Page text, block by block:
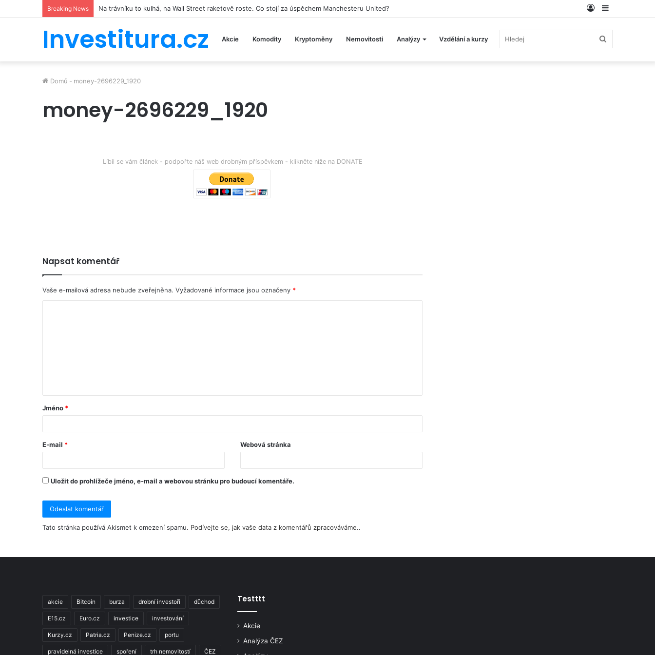
Breaking News Na trávníku to kulhá, na Wall Street raketově roste. Co stojí za úspěchem Manchesteru United?
Log
Investitura.cz Akcie Komodity Kryptoměny Nemovitosti Analýzy Vzdělání a kurzy
Domů - money-2696229_1920
money-2696229_1920
Líbil se vám článek - podpořte náš web drobným příspěvkem - klikněte níže na DONATE
Napsat komentář
Vaše e-mailová adresa nebude zveřejněna. Vyžadované informace jsou označeny *
Jméno *
E-mail * Webová stránka
Uložit do prohlížeče jméno, e-mail a webovou stránku pro budoucí komentáře.
Tato stránka používá Akismet k omezení spamu. Podívejte se, jak vaše data z komentářů zpracováváme..
akcie Bitcoin burza drobní investoři důchod
E15.cz Euro.cz investice investování
Kurzy.cz Patria.cz Penize.cz portu
pravidelná investice spoření trh nemovitostí ČEZ
Testttt
Akcie
Analýza ČEZ